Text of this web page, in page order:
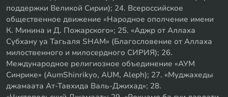
поддержки Великой Сирии); 24. Всероссийское
общественное движение «Народное ополчение имени
К. Минина и Д. Пожарского»; 25. «Аджр от Аллаха
Субхану уа Тагьаля SHAM» (Благословение от Аллаха
милоственного и милосердного СИРИЯ); 26.
Международное религиозное объединение «АУМ
Синрике» (AumShinrikyo, AUM, Aleph); 27. «Муджахеды
джамаата Ат-Тавхида Валь-Джихад»; 28.